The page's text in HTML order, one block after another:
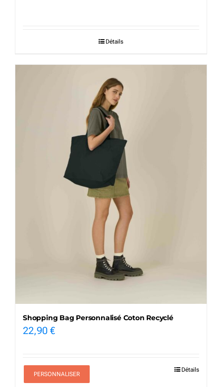
Détails
Shopping Bag Personnalisé Coton Recyclé
22,90€
PERSONNALISER
Détails